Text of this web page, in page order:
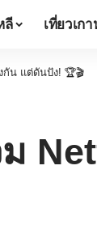
ลี เที่ยวเก
กัน แต่ดันปัง! 🏆🎬
ม